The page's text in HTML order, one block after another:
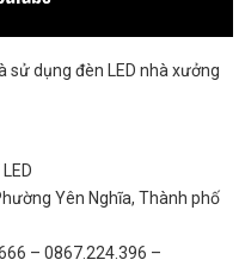
dụng đèn LED nhà xưởng
Yên Nghĩa, Thành phố
– 0867.224.396 –